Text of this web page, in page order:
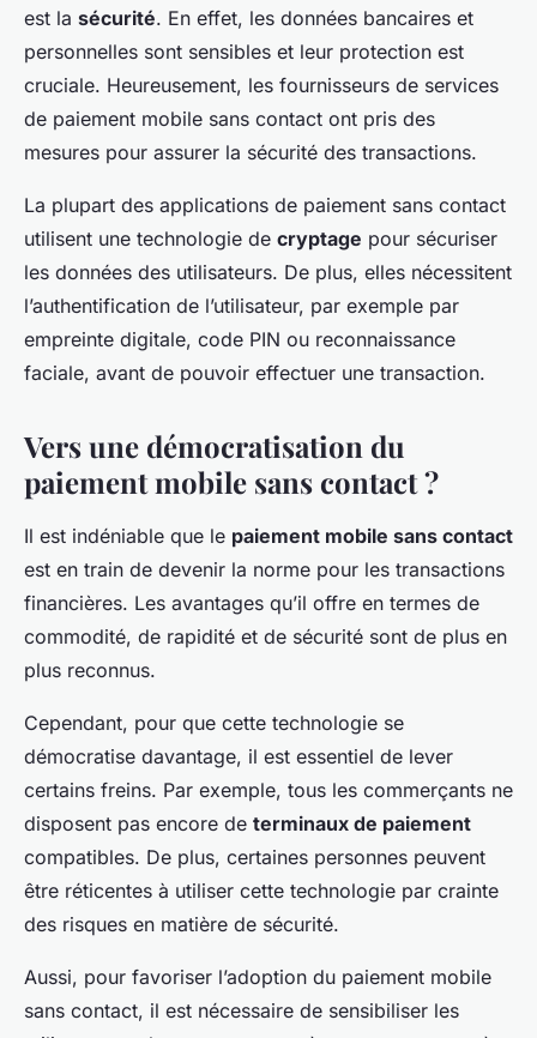
est la sécurité. En effet, les données bancaires et
personnelles sont sensibles et leur protection est
cruciale. Heureusement, les fournisseurs de services
de paiement mobile sans contact ont pris des
mesures pour assurer la sécurité des transactions.
La plupart des applications de paiement sans contact
utilisent une technologie de cryptage pour sécuriser
les données des utilisateurs. De plus, elles nécessitent
l’authentification de l’utilisateur, par exemple par
empreinte digitale, code PIN ou reconnaissance
faciale, avant de pouvoir effectuer une transaction.
Vers une démocratisation du
paiement mobile sans contact ?
Il est indéniable que le paiement mobile sans contact
est en train de devenir la norme pour les transactions
financières. Les avantages qu’il offre en termes de
commodité, de rapidité et de sécurité sont de plus en
plus reconnus.
Cependant, pour que cette technologie se
démocratise davantage, il est essentiel de lever
certains freins. Par exemple, tous les commerçants ne
disposent pas encore de terminaux de paiement
compatibles. De plus, certaines personnes peuvent
être réticentes à utiliser cette technologie par crainte
des risques en matière de sécurité.
Aussi, pour favoriser l’adoption du paiement mobile
sans contact, il est nécessaire de sensibiliser les